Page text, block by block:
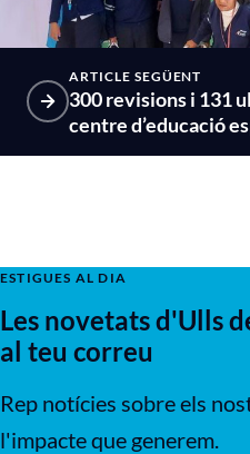
ARTICLE SEGÜENT
300 revisions i 131
centre d’educació
ESTIGUES AL DIA
Les novetats d'Ulls
al teu correu
Rep notícies sobre els
l'impacte que generem.